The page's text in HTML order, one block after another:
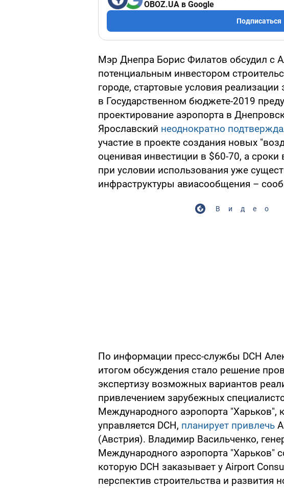
OBOZ.UA в Google
Подписаться
Мэр Днепра Борис Филатов обсудил с
потенциальным инвестором
городе, стартовые условия реализации
в Государственном бюджете-2019
проектирование аэропорта в
Ярославский неоднократно
участие в проекте создания новых
оценивая инвестиции в $60-70, а
при условии использования уже
инфраструктуры авиасообщения –
Видео
По информации пресс-службы DCH
итогом обсуждения стало решение
экспертизу возможных вариантов
привлечением зарубежных
Международного аэропорта "Харьков",
управляется DCH, планирует привлечь
(Австрия). Владимир Васильченко,
Международного аэропорта "Харьков"
которую DCH заказывает у Airport
перспектив строительства и развития